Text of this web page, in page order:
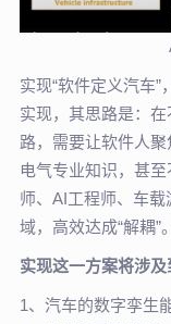
实现“软件定义汽车
实现，其思路是：在
路，需要让软件人
电气专业知识，甚
师、AI工程师、车
域，高效达成“解耦”。
实现这一方案将涉及
1、汽车的数字孪生